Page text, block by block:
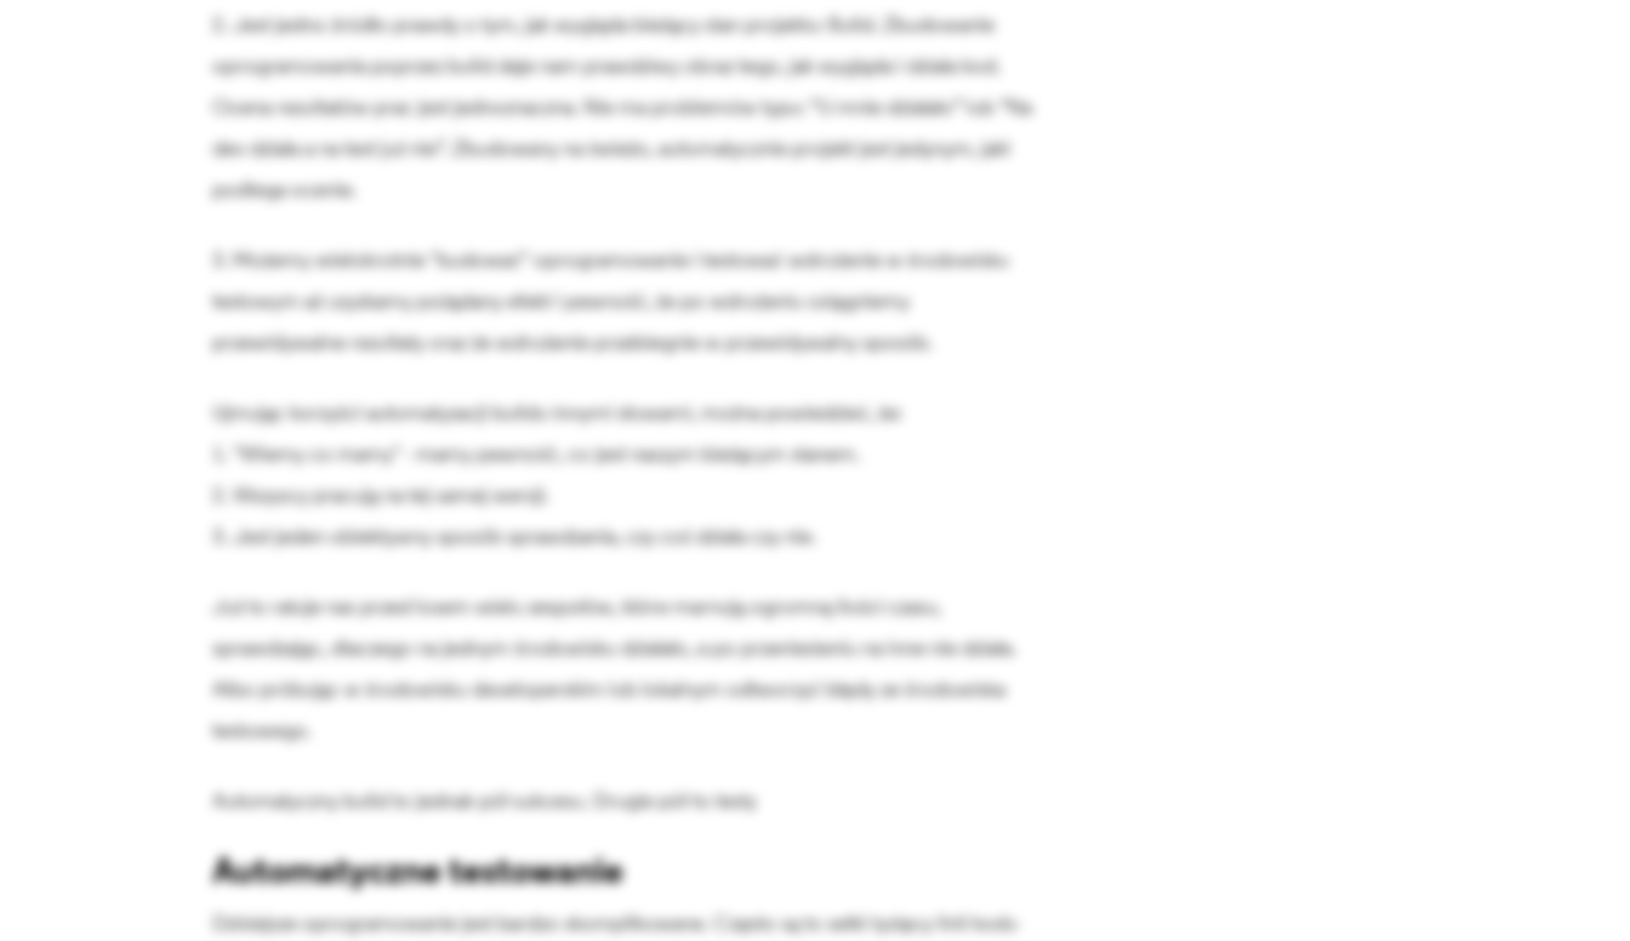
2. Jest jedno źródło prawdy o tym, jak wygląda bieżący stan projektu: Build. Zbudowanie
oprogramowania poprzez build daje nam prawdziwy obraz tego, jak wygląda i działa kod.
Ocena rezultatów prac jest jednoznaczna. Nie ma problemów typu: “U mnie działało” lub “Na
dev działa a na test już nie”. Zbudowany na świeżo, automatycznie projekt jest jedynym, jaki
podlega ocenie.
3. Możemy wielokrotnie "budować" oprogramowanie i testować wdrożenie w środowisku
testowym aż uzyskamy pożądany efekt i pewność, że po wdrożeniu osiągniemy
przewidywalne rezultaty oraz że wdrożenie przebiegnie w przewidywalny sposób.
Ujmując korzyści automatyzacji buildu innymi słowami, można powiedzieć, że:
1. "Wiemy co mamy" - mamy pewność, co jest naszym bieżącym stanem.
2. Wszyscy pracują na tej samej wersji.
3. Jest jeden obiektywny sposób sprawdzania, czy coś działa czy nie.
Już to ratuje nas przed losem wielu zespołów, które marnują ogromną ilości czasu,
sprawdzając, dlaczego na jednym środowisku działało, a po przeniesieniu na inne nie działa.
Albo próbując w środowisku developerskim lub lokalnym odtworzyć błędy ze środowiska
testowego.
Automatyczny build to jednak pół sukcesu. Drugie pół to testy
Automatyczne testowanie
Dzisiejsze oprogramowanie jest bardzo skomplikowane. Często są to setki tysięcy linii kodu